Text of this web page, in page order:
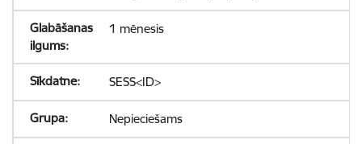
1 mēnesis
SESS<ID>
Nepieciešams